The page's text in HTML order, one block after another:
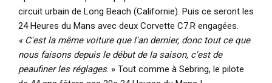
circuit urbain de Long Beach (Californie). Puis ce seront les
24 Heures du Mans avec deux Corvette C7.R engagées.
« C'est la même voiture que l'an dernier, donc tout ce que
nous faisons depuis le début de la saison, c'est de
peaufiner les réglages. » Tout comme à Sebring, le pilote